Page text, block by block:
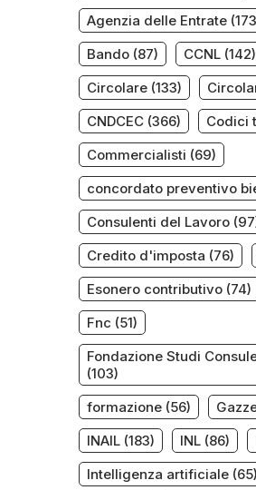
Agenzia delle Entrate
Bando(87) CCNL(142)
Circolare(133)
CNDCEC(366) Codici
Commercialisti (69)
concordato preventivo
Consulenti del Lavoro
Credito d'imposta (76)
Esonero contributivo(74)
Fnc (51)
Fondazione Studi
(103)
formazione(56)
INAIL(183) INL(86)
Intelligenza artificiale(65)